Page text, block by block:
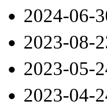
2024-06-
2023-08-
2023-05-
2023-04-